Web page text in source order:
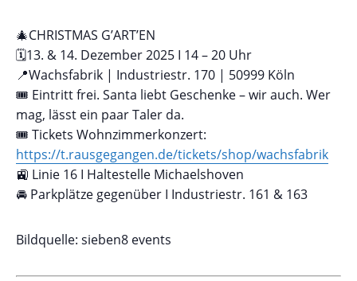
🎄CHRISTMAS G’ART’EN
🗓️13. & 14. Dezember 2025 I 14 – 20 Uhr
📍Wachsfabrik | Industriestr. 170 | 50999 Köln
🎟️ Eintritt frei. Santa liebt Geschenke – wir auch. Wer
mag, lässt ein paar Taler da.
🎟️ Tickets Wohnzimmerkonzert:
https://t.rausgegangen.de/tickets/shop/wachsfabrik
🚉 Linie 16 I Haltestelle Michaelshoven
🚘 Parkplätze gegenüber I Industriestr. 161 & 163
Bildquelle: sieben8 events